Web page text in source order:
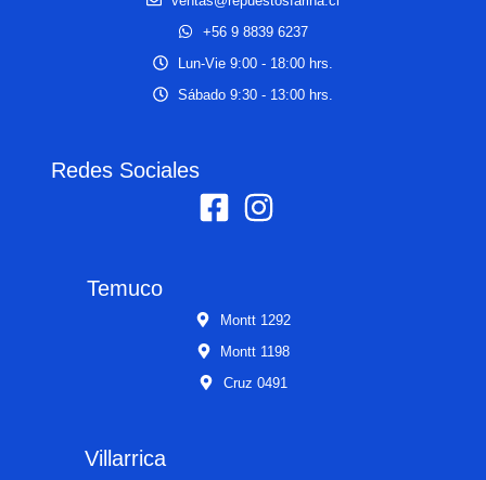
+56 9 8839 6237
Lun-Vie 9:00 - 18:00 hrs.
Sábado 9:30 - 13:00 hrs.
Redes Sociales
Temuco
Montt 1292
Montt 1198
Cruz 0491
Villarrica